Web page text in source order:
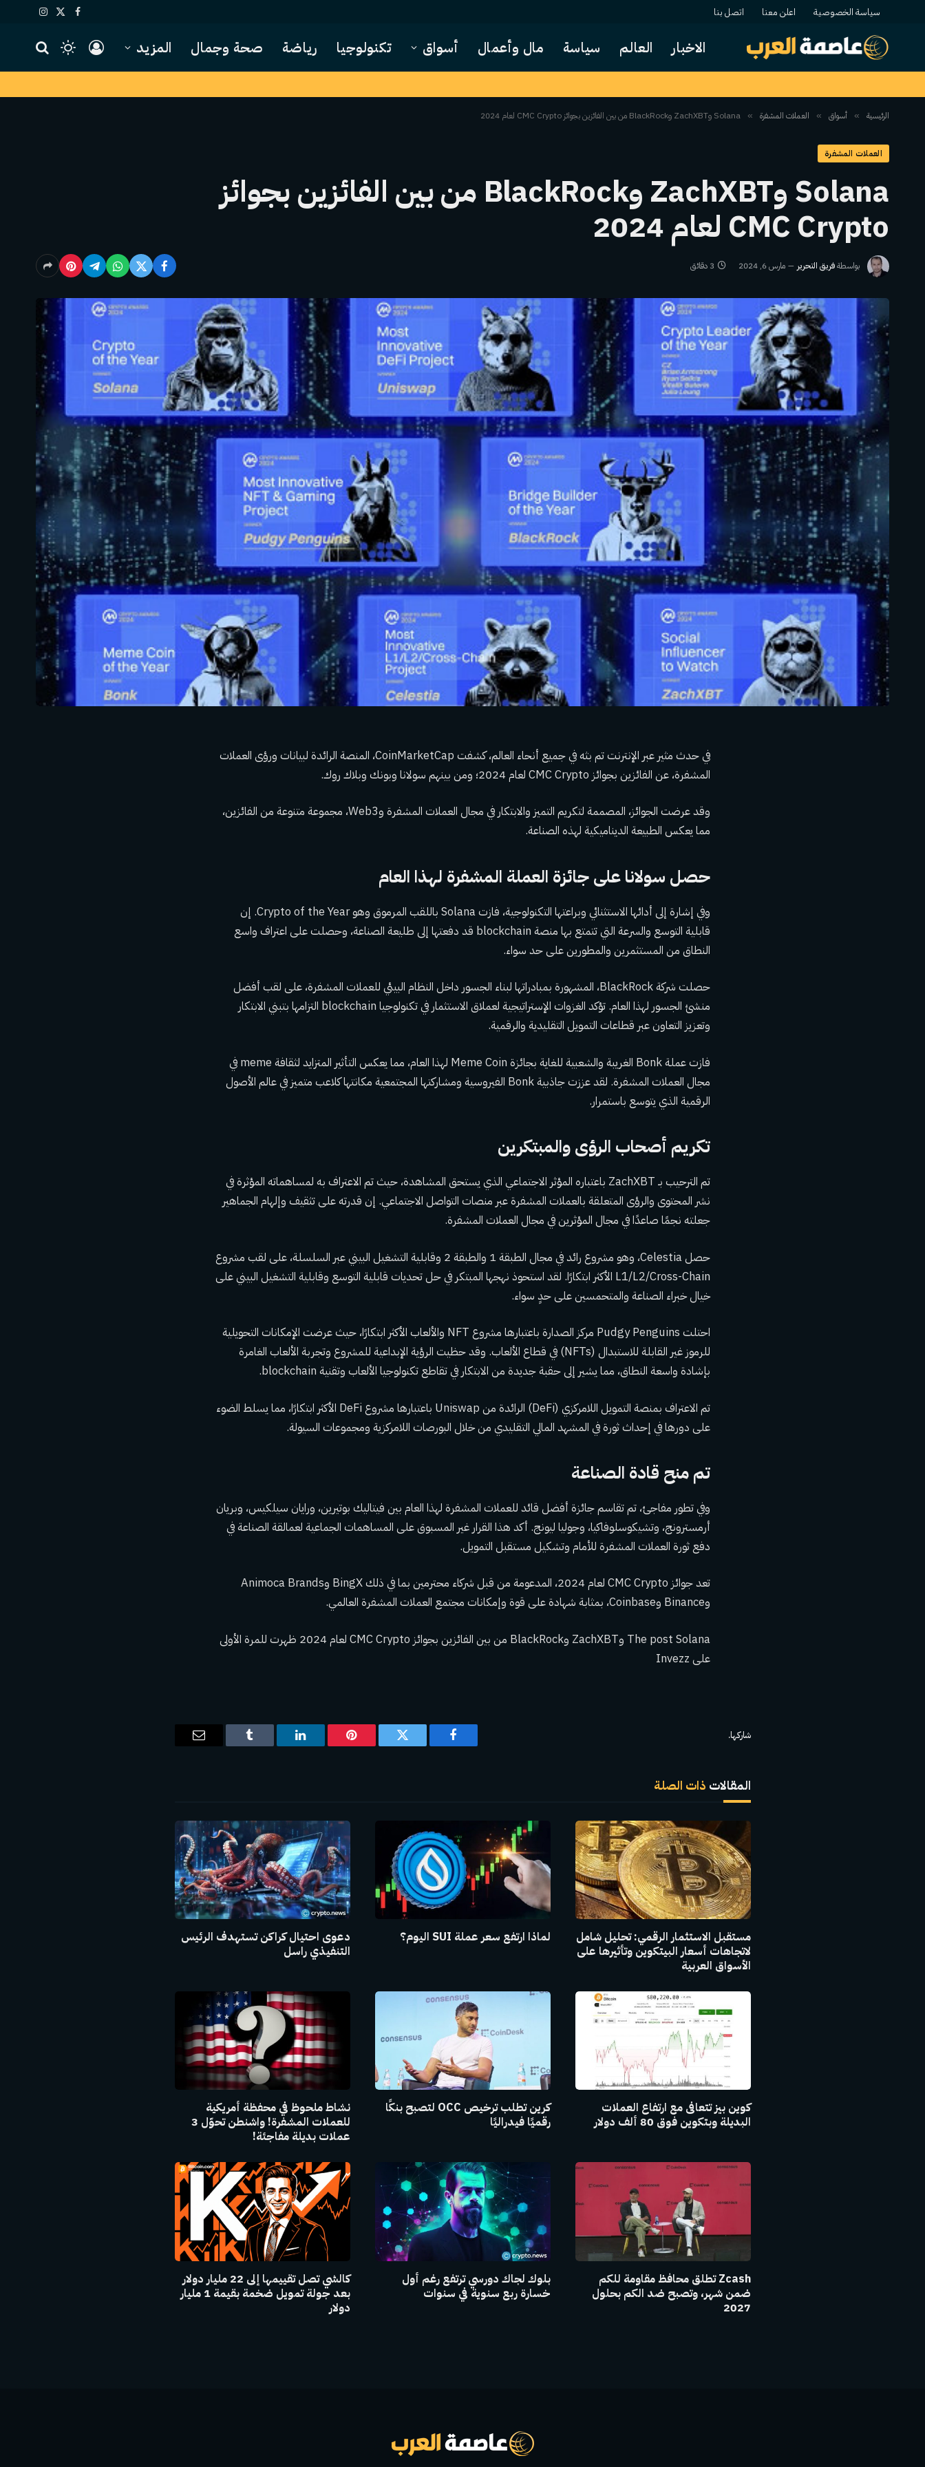
سياسة الخصوصية اعلن معنا اتصل بنا فيسبوك
X
الانستغرام
الاخبار العالم سياسة مال وأعمال أسواق تكنولوجيا رياضة صحة وجمال المزيد
الرئيسية » أسواق » العملات المشفرة » Solana وZachXBT وBlackRock من بين الفائزين بجوائز CMC Crypto لعام 2024
العملات المشفرة
Solana وZachXBT وBlackRock من بين الفائزين بجوائز
CMC Crypto لعام 2024
بواسطةفريق التحرير مارس 6, 2024 3 دقائق
في حدث مثير عبر الإنترنت تم بثه في جميع أنحاء العالم، كشفت CoinMarketCap، المنصة الرائدة لبيانات ورؤى العملات
المشفرة، عن الفائزين بجوائز CMC Crypto لعام 2024؛ ومن بينهم سولانا وبونك وبلاك روك.
وقد عرضت الجوائز، المصممة لتكريم التميز والابتكار في مجال العملات المشفرة وWeb3، مجموعة متنوعة من الفائزين،
مما يعكس الطبيعة الديناميكية لهذه الصناعة.
حصل سولانا على جائزة العملة المشفرة لهذا العام
وفي إشارة إلى أدائها الاستثنائي وبراعتها التكنولوجية، فازت Solana باللقب المرموق وهو Crypto of the Year. إن
قابلية التوسع والسرعة التي تتمتع بها منصة blockchain قد دفعتها إلى طليعة الصناعة، وحصلت على اعتراف واسع
النطاق من المستثمرين والمطورين على حد سواء.
حصلت شركة BlackRock، المشهورة بمبادراتها لبناء الجسور داخل النظام البيئي للعملات المشفرة، على لقب أفضل
منشئ الجسور لهذا العام. تؤكد الغزوات الإستراتيجية لعملاق الاستثمار في تكنولوجيا blockchain التزامها بتبني الابتكار
وتعزيز التعاون عبر قطاعات التمويل التقليدية والرقمية.
فازت عملة Bonk الغريبة والشعبية للغاية بجائزة Meme Coin لهذا العام، مما يعكس التأثير المتزايد لثقافة meme في
مجال العملات المشفرة. لقد عززت جاذبية Bonk الفيروسية ومشاركتها المجتمعية مكانتها كلاعب متميز في عالم الأصول
الرقمية الذي يتوسع باستمرار.
تكريم أصحاب الرؤى والمبتكرين
تم الترحيب بـ ZachXBT باعتباره المؤثر الاجتماعي الذي يستحق المشاهدة، حيث تم الاعتراف به لمساهماته المؤثرة في
نشر المحتوى والرؤى المتعلقة بالعملات المشفرة عبر منصات التواصل الاجتماعي. إن قدرته على تثقيف وإلهام الجماهير
جعلته نجمًا صاعدًا في مجال المؤثرين في مجال العملات المشفرة.
حصل Celestia، وهو مشروع رائد في مجال الطبقة 1 والطبقة 2 وقابلية التشغيل البيني عبر السلسلة، على لقب مشروع
L1/L2/Cross-Chain الأكثر ابتكارًا. لقد استحوذ نهجها المبتكر في حل تحديات قابلية التوسع وقابلية التشغيل البيني على
خيال خبراء الصناعة والمتحمسين على حدٍ سواء.
احتلت Pudgy Penguins مركز الصدارة باعتبارها مشروع NFT والألعاب الأكثر ابتكارًا، حيث عرضت الإمكانات التحويلية
للرموز غير القابلة للاستبدال (NFTs) في قطاع الألعاب. وقد حظيت الرؤية الإبداعية للمشروع وتجربة الألعاب الغامرة
بإشادة واسعة النطاق، مما يشير إلى حقبة جديدة من الابتكار في تقاطع تكنولوجيا الألعاب وتقنية blockchain.
تم الاعتراف بمنصة التمويل اللامركزي (DeFi) الرائدة من Uniswap باعتبارها مشروع DeFi الأكثر ابتكارًا، مما يسلط الضوء
على دورها في إحداث ثورة في المشهد المالي التقليدي من خلال البورصات اللامركزية ومجموعات السيولة.
تم منح قادة الصناعة
وفي تطور مفاجئ، تم تقاسم جائزة أفضل قائد للعملات المشفرة لهذا العام بين فيتاليك بوتيرين، ورايان سيلكيس، وبريان
أرمسترونج، وتشيكوسلوفاكيا، وجوليا ليونج. أكد هذا القرار غير المسبوق على المساهمات الجماعية لعمالقة الصناعة في
دفع ثورة العملات المشفرة للأمام وتشكيل مستقبل التمويل.
تعد جوائز CMC Crypto لعام 2024، المدعومة من قبل شركاء محترمين بما في ذلك BingX وAnimoca Brands
وBinance وCoinbase، بمثابة شهادة على قوة وإمكانات مجتمع العملات المشفرة العالمي.
The post Solana وZachXBT وBlackRock من بين الفائزين بجوائز CMC Crypto لعام 2024 ظهرت للمرة الأولى
على Invezz
شاركها.
فيسبوك تويتر بينتيريستلينكدإن Tumblr
البريد
المقالات ذات الصلة
مستقبل الاستثمار الرقمي: تحليل شامل
لاتجاهات أسعار البيتكوين وتأثيرها على
الأسواق العربية
لماذا ارتفع سعر عملة SUI اليوم؟
دعوى احتيال كراكن تستهدف الرئيس
التنفيذي راسل
كوين بيز تتعافى مع ارتفاع العملات
البديلة وبتكوين فوق 80 ألف دولار
كرين تطلب ترخيص OCC لتصبح بنكًا
رقميًا فيدراليًا
نشاط ملحوظ في محفظة أمريكية
للعملات المشفرة! واشنطن تحوّل 3
عملات بديلة مفاجئة!
Zcash تطلق محافظ مقاومة للكم
ضمن شهر، وتصبح ضد الكم بحلول
2027
بلوك لجاك دورسي ترتفع رغم أول
خسارة ربع سنوية في سنوات
كالشي تصل تقييمها إلى 22 مليار دولار
بعد جولة تمويل ضخمة بقيمة 1 مليار
دولار